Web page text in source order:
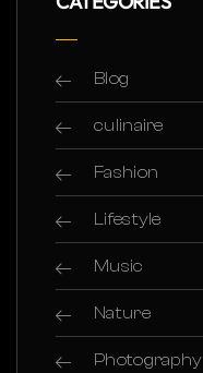
Blog
culinaire
Fashion
Lifestyle
Music
Nature
Photography